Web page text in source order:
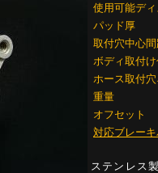
使用可能デ
パッド厚
取付穴中心
ボディ取付
ホース取付
重量
オフセット
対応ブレー
ステンレス